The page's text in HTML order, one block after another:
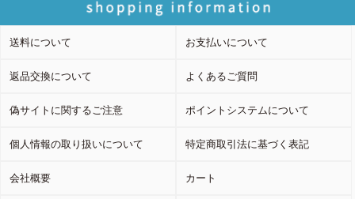
送料について お支払いについて
返品交換について よくあるご質問
偽サイトに関するご注意 ポイントシステムについて
個人情報の取り扱いについて 特定商取引法に基づく表記
会社概要 カート